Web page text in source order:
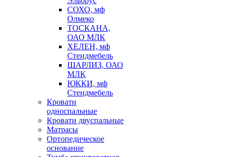
СОХО, мф
Олмеко
ТОСКАНА,
ОАО МЛК
ХЕЛЕН, мф
Стендмебель
ШАРЛИЗ, ОАО
МЛК
ЮККИ, мф
Стендмебель
Кровати
односпальные
Кровати двуспальные
Матрасы
Ортопедическое
основание